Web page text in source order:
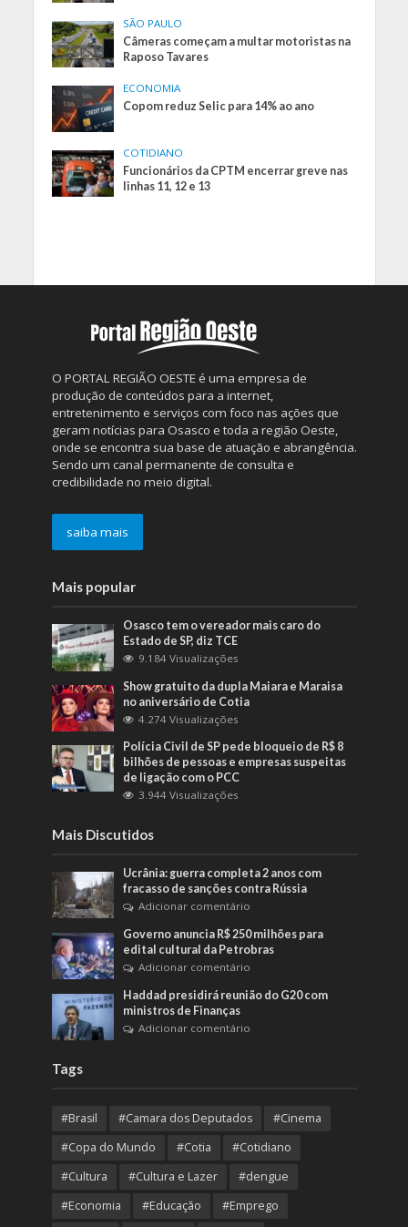
SÃO PAULO
Câmeras começam a multar motoristas na
Raposo Tavares
ECONOMIA
Copom reduz Selic para 14% ao ano
COTIDIANO
Funcionários da CPTM encerrar greve nas
linhas 11, 12 e 13
O PORTAL REGIÃO OESTE é uma empresa de
produção de conteúdos para a internet,
entretenimento e serviços com foco nas ações que
geram notícias para Osasco e toda a região Oeste,
onde se encontra sua base de atuação e abrangência.
Sendo um canal permanente de consulta e
credibilidade no meio digital.
saiba mais
Mais popular
Osasco tem o vereador mais caro do
Estado de SP, diz TCE
9.184 Visualizações
Show gratuito da dupla Maiara e Maraisa
no aniversário de Cotia
4.274 Visualizações
Polícia Civil de SP pede bloqueio de R$ 8
bilhões de pessoas e empresas suspeitas
de ligação com o PCC
3.944 Visualizações
Mais Discutidos
Ucrânia: guerra completa 2 anos com
fracasso de sanções contra Rússia
Adicionar comentário
Governo anuncia R$ 250 milhões para
edital cultural da Petrobras
Adicionar comentário
Haddad presidirá reunião do G20 com
ministros de Finanças
Adicionar comentário
Tags
#Brasil #Camara dos Deputados
#Cinema
#Copa do Mundo
#Cotia
#Cotidiano
#Cultura
#Cultura e Lazer
#dengue
#Economia
#Educação
#Emprego